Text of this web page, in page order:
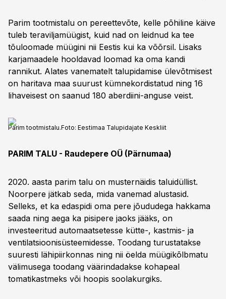
Parim tootmistalu on pereettevõte, kelle põhiline käive
tuleb teraviljamüügist, kuid nad on leidnud ka tee
tõuloomade müügini nii Eestis kui ka võõrsil. Lisaks
karjamaadele hooldavad loomad ka oma kandi
rannikut. Alates vanematelt talupidamise ülevõtmisest
on haritava maa suurust kümnekordistatud ning 16
lihaveisest on saanud 180 aberdiini-anguse veist.
Parim tootmistalu.Foto: Eestimaa Talupidajate Keskliit
PARIM TALU - Raudepere OÜ (Pärnumaa)
2020. aasta parim talu on musternäidis taluidüllist.
Noorpere jätkab seda, mida vanemad alustasid.
Selleks, et ka edaspidi oma pere jõududega hakkama
saada ning aega ka pisipere jaoks jääks, on
investeeritud automaatsetesse kütte-, kastmis- ja
ventilatsioonisüsteemidesse. Toodang turustatakse
suuresti lähipiirkonnas ning nii öelda müügikõlbmatu
välimusega toodang väärindadakse kohapeal
tomatikastmeks või hoopis soolakurgiks.